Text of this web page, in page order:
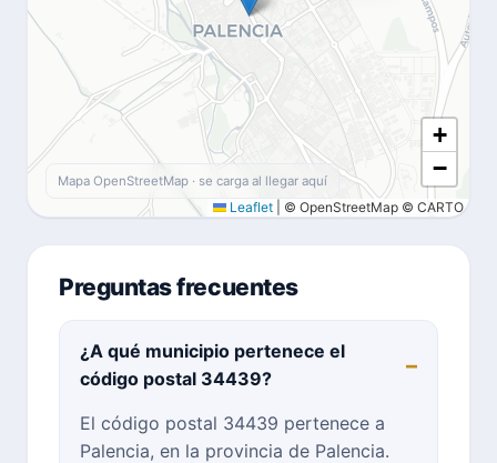
+
−
Leaflet © OpenStreetMap © CARTO
Mapa OpenStreetMap · se carga al llegar aquí
Preguntas frecuentes
¿A qué municipio pertenece el
código postal 34439?
El código postal 34439 pertenece a
Palencia, en la provincia de Palencia.